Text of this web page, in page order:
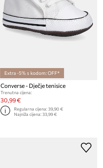
Extra -5% s kodom: OFF*
Converse - Dječje tenisice
Trenutna cijena:
30,99 €
Regularna cijena:39,90 €
Najniža cijena:33,99 €